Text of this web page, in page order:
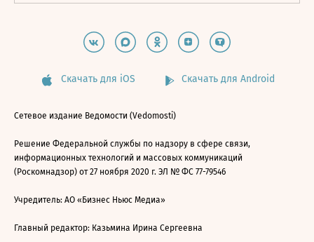
Скачать для iOS Скачать для Android
Сетевое издание Ведомости (Vedomosti)
Решение Федеральной службы по надзору в сфере связи,
информационных технологий и массовых коммуникаций
(Роскомнадзор) от 27 ноября 2020 г. ЭЛ № ФС 77-79546
Учредитель: АО «Бизнес Ньюс Медиа»
Главный редактор: Казьмина Ирина Сергеевна